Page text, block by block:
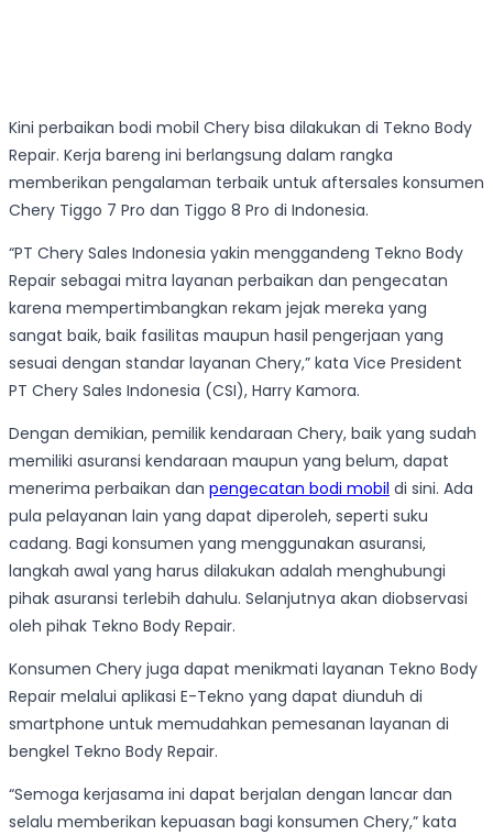
Kini perbaikan bodi mobil Chery bisa dilakukan di Tekno Body
Repair. Kerja bareng ini berlangsung dalam rangka
memberikan pengalaman terbaik untuk aftersales konsumen
Chery Tiggo 7 Pro dan Tiggo 8 Pro di Indonesia.
“PT Chery Sales Indonesia yakin menggandeng Tekno Body
Repair sebagai mitra layanan perbaikan dan pengecatan
karena mempertimbangkan rekam jejak mereka yang
sangat baik, baik fasilitas maupun hasil pengerjaan yang
sesuai dengan standar layanan Chery,” kata Vice President
PT Chery Sales Indonesia (CSI), Harry Kamora.
Dengan demikian, pemilik kendaraan Chery, baik yang sudah
memiliki asuransi kendaraan maupun yang belum, dapat
menerima perbaikan dan pengecatan bodi mobil di sini. Ada
pula pelayanan lain yang dapat diperoleh, seperti suku
cadang. Bagi konsumen yang menggunakan asuransi,
langkah awal yang harus dilakukan adalah menghubungi
pihak asuransi terlebih dahulu. Selanjutnya akan diobservasi
oleh pihak Tekno Body Repair.
Konsumen Chery juga dapat menikmati layanan Tekno Body
Repair melalui aplikasi E-Tekno yang dapat diunduh di
smartphone untuk memudahkan pemesanan layanan di
bengkel Tekno Body Repair.
“Semoga kerjasama ini dapat berjalan dengan lancar dan
selalu memberikan kepuasan bagi konsumen Chery,” kata